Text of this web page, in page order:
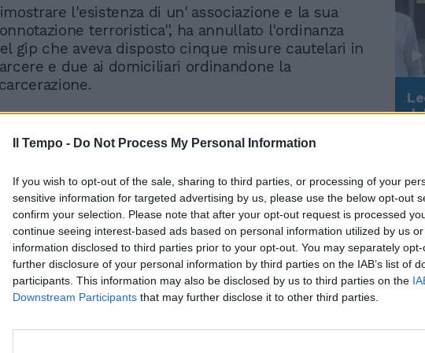
Il Tempo - Do Not Process My Personal Information
If you wish to opt-out of the sale, sharing to third parties, or processing of your
sensitive information for targeted advertising by us, please use the below opt-out
confirm your selection. Please note that after your opt-out request is processed
continue seeing interest-based ads based on personal information utilized by us
information disclosed to third parties prior to your opt-out. You may separately
further disclosure of your personal information by third parties on the IAB’s list of
participants. This information may also be disclosed by us to third parties on the
Downstream Participants that may further disclose it to other third parties.
l'esistenza di un' associazione e la sua
terroristica'', ha annullato l'ordinanza
gip che aveva disposto cinque misure cautelari in
e due ai domiciliari ordinandone la
Altro attacco in nome di
Sara e Sandro. Quel filo
rosso che porta agli spari
di Cospito
Trump, Meloni e la strategia